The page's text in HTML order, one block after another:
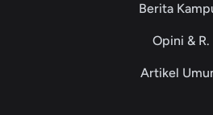
Berita
Opini & R.
Artikel